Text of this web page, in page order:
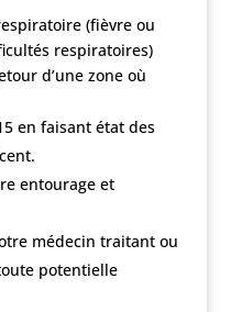
(fièvre ou
respiratoires)
d’une zone où
en faisant état des
entourage et
médecin traitant ou
potentielle